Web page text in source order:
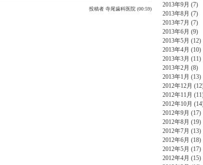
投稿者寺尾歯科医院 (00:59)
2013年9月 (7)
2013年8月 (7)
2013年7月 (7)
2013年6月 (9)
2013年5月 (12)
2013年4月 (10)
2013年3月 (11)
2013年2月 (8)
2013年1月 (13)
2012年12月
2012年11月
2012年10月
2012年9月 (17)
2012年8月 (19)
2012年7月 (13)
2012年6月 (18)
2012年5月 (17)
2012年4月 (15)